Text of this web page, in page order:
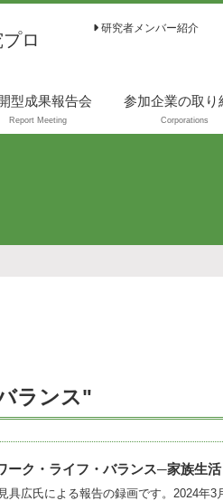
ロ
研究者メンバー紹介
型成果報告会
Report Meeting
参加企業の取り
Corporations
ランス"
ク・ライフ・バランス─家族生活
広氏による報告の録画です。2024年3